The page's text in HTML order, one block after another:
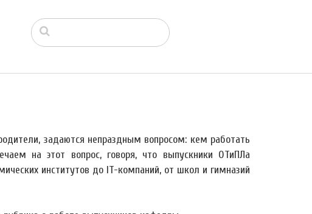
задаются непраздным вопросом: кем работать
на этот вопрос, говоря, что выпускники ОТиПЛа
институтов до IT-компаний, от школ и гимназий